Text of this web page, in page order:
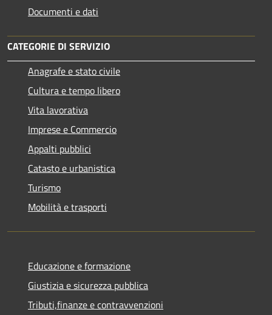
Documenti e dati
CATEGORIE DI SERVIZIO
Anagrafe e stato civile
Cultura e tempo libero
Vita lavorativa
Imprese e Commercio
Appalti pubblici
Catasto e urbanistica
Turismo
Mobilità e trasporti
Educazione e formazione
Giustizia e sicurezza pubblica
Tributi,finanze e contravvenzioni